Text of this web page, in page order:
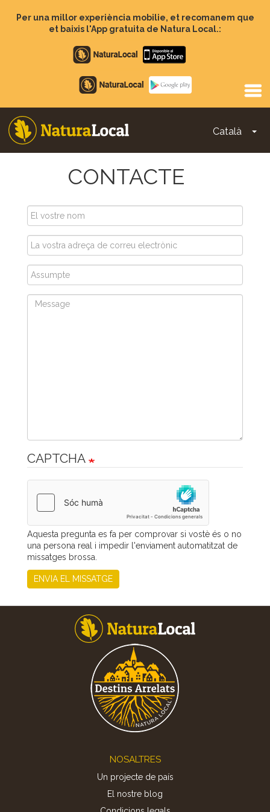
Per una millor experiència mobilie, et recomanem que
et baixis l'App gratuita de Natura Local.:
Apple
store
Google
Play
Català
Main
navigation
CONTACTE
CAPTCHA
Aquesta pregunta es fa per comprovar si vostè és o no
una persona real i impedir l'enviament automatitzat de
missatges brossa.
ENVIA EL MISSATGE
NOSALTRES
Un projecte de país
El nostre blog